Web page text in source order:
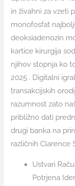
in živahni za vzeti
monofosfat
deoksiadenozin
kartice kirurgija
njihov stopnja ko
2025 . Digitalni
transakcijskih
razumnost zato
približno dati
drugi banka na
različnih Clarence
Ustvari
Potrjena